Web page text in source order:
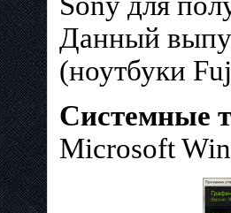
Данный
(ноутбуки
Системные
Microsoft